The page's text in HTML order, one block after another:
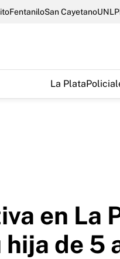
FentaniloSan CayetanoUNLP
La Plata
en La
de 5